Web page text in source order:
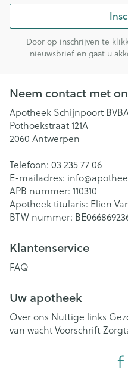
Door op inschrijven te
nieuwsbrief en gaat u
Neem contact met
Apotheek Schijnpoort
Pothoekstraat 121A
2060 Antwerpen
Telefoon: 03 235 77 06
E-mailadres: info@
APB nummer: 110310
Apotheek titularis: Elien
BTW nummer:
Klantenservice
FAQ
Uw apotheek
Over ons Nuttige links
van wachtVoorschrift